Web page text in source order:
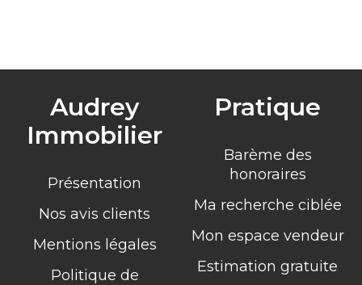
Audrey
Immobilier
Présentation
Nos avis clients
Mentions légales
Politique de
Pratique
Barème des
honoraires
Ma recherche ciblée
Mon espace vendeur
Estimation gratuite